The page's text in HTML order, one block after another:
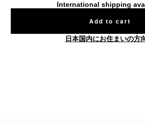
International shipping
Add to cart
日本国内にお住まいの方